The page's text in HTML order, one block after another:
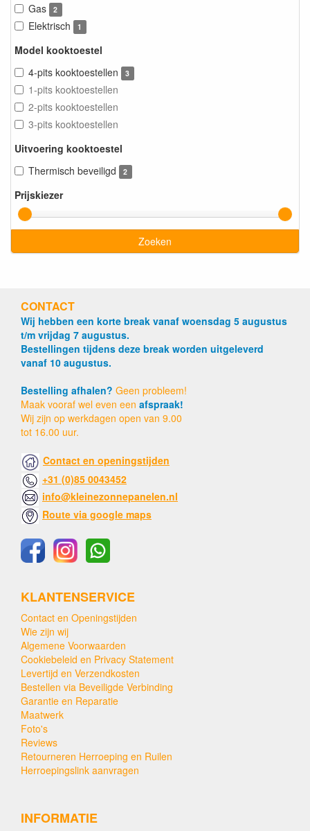
Gas 2
Elektrisch 1
Model kooktoestel
4-pits kooktoestellen
3
1-pits kooktoestellen
2-pits kooktoestellen
3-pits kooktoestellen
Uitvoering kooktoestel
Thermisch beveiligd
2
Prijskiezer
Zoeken
CONTACT
Wij hebben een korte break vanaf woensdag 5 augustus
t/m vrijdag 7 augustus.
Bestellingen tijdens deze break worden uitgeleverd
vanaf 10 augustus.
Bestelling afhalen? Geen probleem!
Maak vooraf wel even een afspraak!
Wij zijn op werkdagen open van 9.00
tot 16.00 uur.
Contact en openingstijden
+31 (0)85 0043452
info@kleinezonnepanelen.nl
Route via google maps
KLANTENSERVICE
Contact en Openingstijden
Wie zijn wij
Algemene Voorwaarden
Cookiebeleid en Privacy Statement
Levertijd en Verzendkosten
Bestellen via Beveiligde Verbinding
Garantie en Reparatie
Maatwerk
Foto's
Reviews
Retourneren Herroeping en Ruilen
Herroepingslink aanvragen
INFORMATIE